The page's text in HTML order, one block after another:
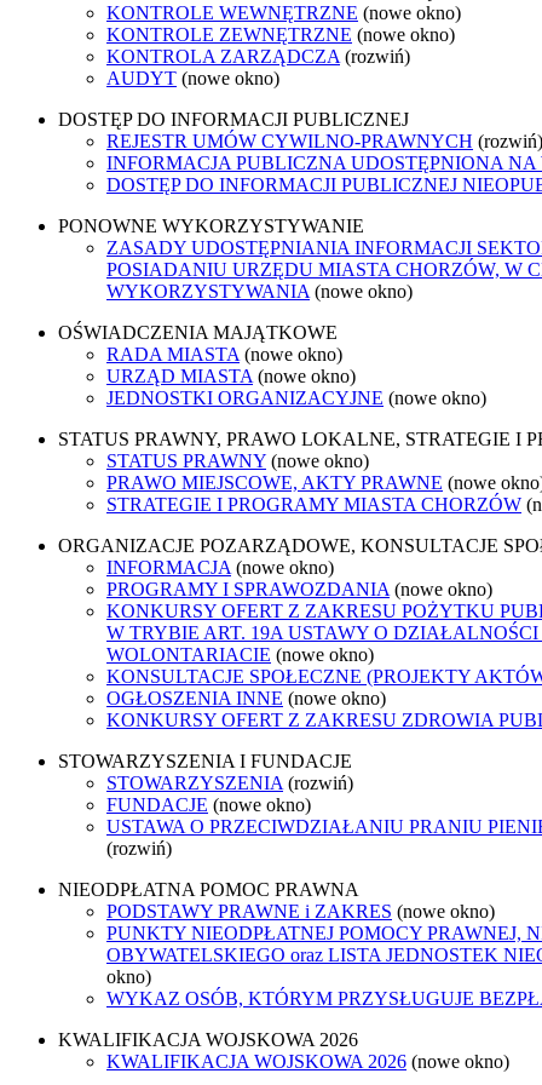
KONTROLE WEWNĘTRZNE (nowe okno)
KONTROLE ZEWNĘTRZNE (nowe okno)
KONTROLA ZARZĄDCZA (rozwiń)
AUDYT (nowe okno)
DOSTĘP DO INFORMACJI PUBLICZNEJ
REJESTR UMÓW CYWILNO-PRAWNYCH (rozwiń)
INFORMACJA PUBLICZNA UDOSTĘPNIONA NA
DOSTĘP DO INFORMACJI PUBLICZNEJ
PONOWNE WYKORZYSTYWANIE
ZASADY UDOSTĘPNIANIA INFORMACJI
POSIADANIU URZĘDU MIASTA CHORZÓW, W
WYKORZYSTYWANIA (nowe okno)
OŚWIADCZENIA MAJĄTKOWE
RADA MIASTA (nowe okno)
URZĄD MIASTA (nowe okno)
JEDNOSTKI ORGANIZACYJNE (nowe okno)
STATUS PRAWNY, PRAWO LOKALNE, STRATEGIE I
STATUS PRAWNY (nowe okno)
PRAWO MIEJSCOWE, AKTY PRAWNE (nowe
STRATEGIE I PROGRAMY MIASTA CHORZÓW
ORGANIZACJE POZARZĄDOWE, KONSULTACJE
INFORMACJA (nowe okno)
PROGRAMY I SPRAWOZDANIA (nowe okno)
KONKURSY OFERT Z ZAKRESU POŻYTKU
W TRYBIE ART. 19A USTAWY O
WOLONTARIACIE (nowe okno)
KONSULTACJE SPOŁECZNE (PROJEKTY
OGŁOSZENIA INNE (nowe okno)
KONKURSY OFERT Z ZAKRESU ZDROWIA
STOWARZYSZENIA I FUNDACJE
STOWARZYSZENIA (rozwiń)
FUNDACJE (nowe okno)
USTAWA O PRZECIWDZIAŁANIU PRANIU
(rozwiń)
NIEODPŁATNA POMOC PRAWNA
PODSTAWY PRAWNE i ZAKRES (nowe okno)
PUNKTY NIEODPŁATNEJ POMOCY PRAWNEJ,
OBYWATELSKIEGO oraz LISTA JEDNOSTEK
okno)
WYKAZ OSÓB, KTÓRYM PRZYSŁUGUJE
KWALIFIKACJA WOJSKOWA 2026
KWALIFIKACJA WOJSKOWA 2026 (nowe okno)